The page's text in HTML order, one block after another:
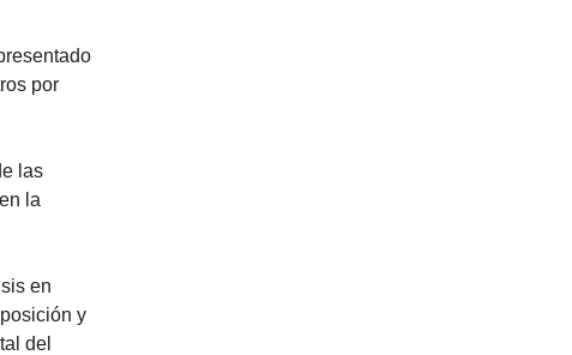
por
las
la
en
y
del